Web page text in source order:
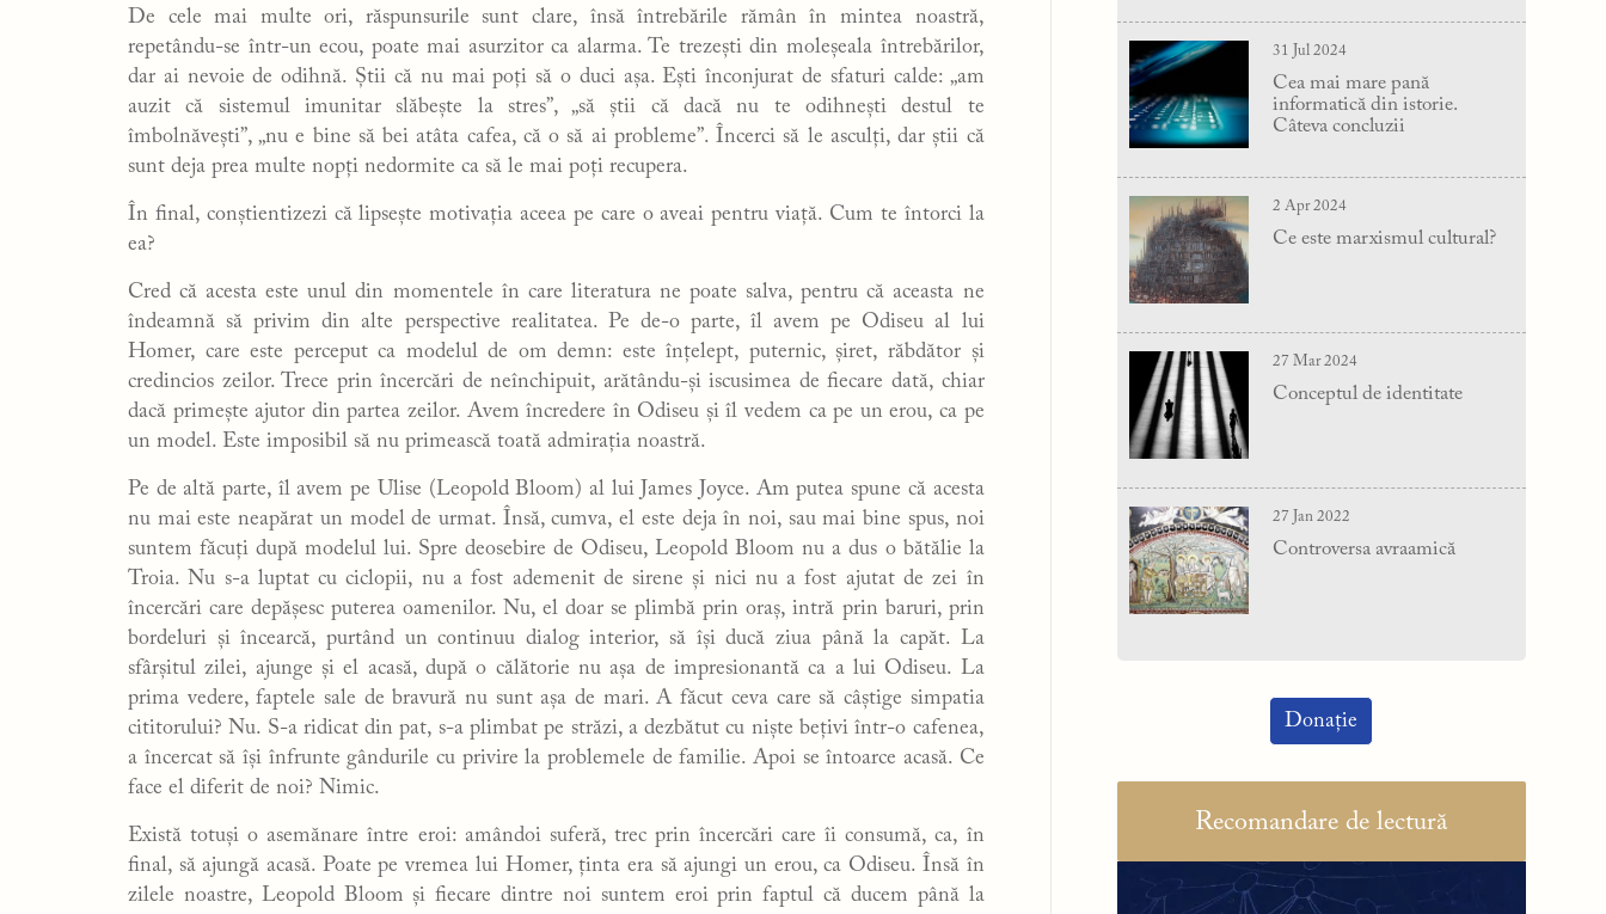
De cele mai multe ori, răspunsurile sunt clare, însă întrebările rămân în mintea noastră,
repetându-se într-un ecou, poate mai asurzitor ca alarma. Te trezești din moleșeala întrebărilor,
dar ai nevoie de odihnă. Știi că nu mai poți să o duci așa. Ești înconjurat de sfaturi calde: „am
auzit că sistemul imunitar slăbește la stres”, „să știi că dacă nu te odihnești destul te
îmbolnăvești”, „nu e bine să bei atâta cafea, că o să ai probleme”. Încerci să le asculți, dar știi că
sunt deja prea multe nopți nedormite ca să le mai poți recupera.
În final, conștientizezi că lipsește motivația aceea pe care o aveai pentru viață. Cum te întorci la
ea?
Cred că acesta este unul din momentele în care literatura ne poate salva, pentru că aceasta ne
îndeamnă să privim din alte perspective realitatea. Pe de-o parte, îl avem pe Odiseu al lui
Homer, care este perceput ca modelul de om demn: este înțelept, puternic, șiret, răbdător și
credincios zeilor. Trece prin încercări de neînchipuit, arătându-și iscusimea de fiecare dată, chiar
dacă primește ajutor din partea zeilor. Avem încredere în Odiseu și îl vedem ca pe un erou, ca pe
un model. Este imposibil să nu primească toată admirația noastră.
Pe de altă parte, îl avem pe Ulise (Leopold Bloom) al lui James Joyce. Am putea spune că acesta
nu mai este neapărat un model de urmat. Însă, cumva, el este deja în noi, sau mai bine spus, noi
suntem făcuți după modelul lui. Spre deosebire de Odiseu, Leopold Bloom nu a dus o bătălie la
Troia. Nu s-a luptat cu ciclopii, nu a fost ademenit de sirene și nici nu a fost ajutat de zei în
încercări care depășesc puterea oamenilor. Nu, el doar se plimbă prin oraș, intră prin baruri, prin
bordeluri și încearcă, purtând un continuu dialog interior, să își ducă ziua până la capăt. La
sfârșitul zilei, ajunge și el acasă, după o călătorie nu așa de impresionantă ca a lui Odiseu. La
prima vedere, faptele sale de bravură nu sunt așa de mari. A făcut ceva care să câștige simpatia
cititorului? Nu. S-a ridicat din pat, s-a plimbat pe străzi, a dezbătut cu niște bețivi într-o cafenea,
a încercat să își înfrunte gândurile cu privire la problemele de familie. Apoi se întoarce acasă. Ce
face el diferit de noi? Nimic.
Există totuși o asemănare între eroi: amândoi suferă, trec prin încercări care îi consumă, ca, în
final, să ajungă acasă. Poate pe vremea lui Homer, ținta era să ajungi un erou, ca Odiseu. Însă în
zilele noastre, Leopold Bloom și fiecare dintre noi suntem eroi prin faptul că ducem până la
31 Jul 2024
Cea mai mare pană
informatică din istorie.
Câteva concluzii
2 Apr 2024
Ce este marxismul cultural?
27 Mar 2024
Conceptul de identitate
27 Jan 2022
Controversa avraamică
Donație
Recomandare de lectură